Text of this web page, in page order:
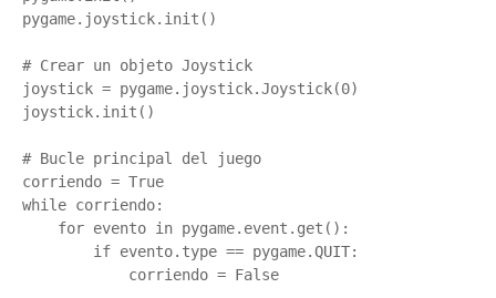
pygame.joystick.init()
# Crear un objeto Joystick
joystick = pygame.joystick.Joystick(0)
joystick.init()
# Bucle principal del juego
corriendo = True
while corriendo: